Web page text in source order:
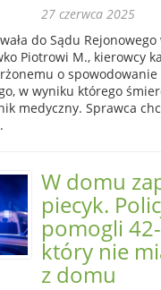
27 czerwca 2025
do Sądu
Piotrowi M., kierowcy
o spowodowanie
w wyniku którego
medyczny. Sprawca
W domu
piecyk.
pomogli
który nie
z domu